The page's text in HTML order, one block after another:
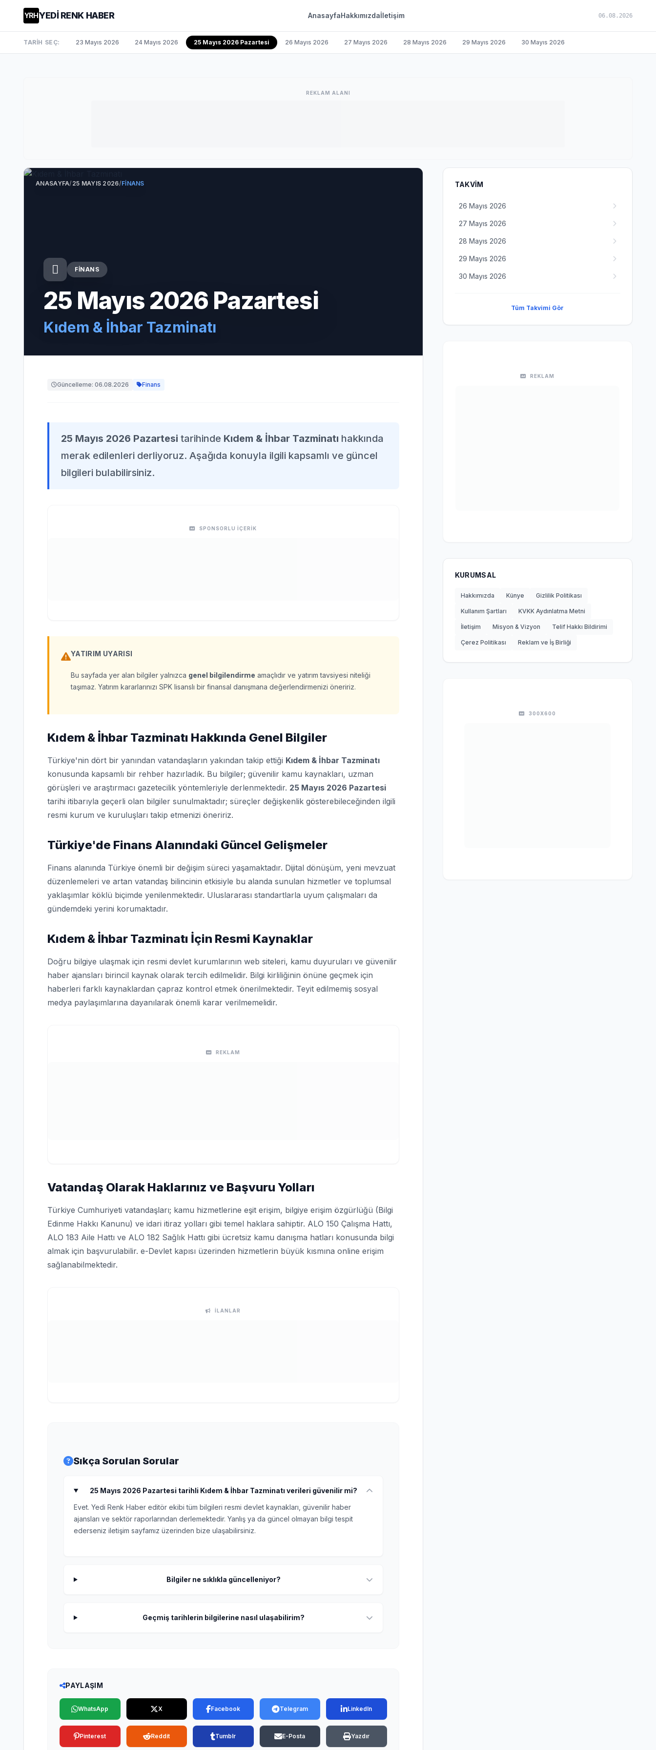
YRHYEDİ RENK HABER AnasayfaHakkımızdaİletişim 06.08.2026
TARİH SEÇ: 23 Mayıs 2026 24 Mayıs 2026 25 Mayıs 2026 Pazartesi 26 Mayıs 2026 27 Mayıs 2026 28 Mayıs 2026 29 Mayıs 2026 30 Mayıs 2026
REKLAM ALANI
ANASAYFA/25 MAYIS 2026/FINANS
FINANS
25 Mayıs 2026 Pazartesi
Kıdem & İhbar Tazminatı
Güncelleme: 06.08.2026 Finans
25 Mayıs 2026 Pazartesi tarihinde Kıdem & İhbar Tazminatı hakkında
merak edilenleri derliyoruz. Aşağıda konuyla ilgili kapsamlı ve güncel
bilgileri bulabilirsiniz.
SPONSORLU İÇERİK
YATIRIM UYARISI
Bu sayfada yer alan bilgiler yalnızca genel bilgilendirme amaçlıdır ve yatırım tavsiyesi niteliği
taşımaz. Yatırım kararlarınızı SPK lisanslı bir finansal danışmana değerlendirmenizi öneririz.
Kıdem & İhbar Tazminatı Hakkında Genel Bilgiler
Türkiye'nin dört bir yanından vatandaşların yakından takip ettiği Kıdem & İhbar Tazminatı
konusunda kapsamlı bir rehber hazırladık. Bu bilgiler; güvenilir kamu kaynakları, uzman
görüşleri ve araştırmacı gazetecilik yöntemleriyle derlenmektedir. 25 Mayıs 2026 Pazartesi
tarihi itibarıyla geçerli olan bilgiler sunulmaktadır; süreçler değişkenlik gösterebileceğinden ilgili
resmi kurum ve kuruluşları takip etmenizi öneririz.
Türkiye'de Finans Alanındaki Güncel Gelişmeler
Finans alanında Türkiye önemli bir değişim süreci yaşamaktadır. Dijital dönüşüm, yeni mevzuat
düzenlemeleri ve artan vatandaş bilincinin etkisiyle bu alanda sunulan hizmetler ve toplumsal
yaklaşımlar köklü biçimde yenilenmektedir. Uluslararası standartlarla uyum çalışmaları da
gündemdeki yerini korumaktadır.
Kıdem & İhbar Tazminatı İçin Resmi Kaynaklar
Doğru bilgiye ulaşmak için resmi devlet kurumlarının web siteleri, kamu duyuruları ve güvenilir
haber ajansları birincil kaynak olarak tercih edilmelidir. Bilgi kirliliğinin önüne geçmek için
haberleri farklı kaynaklardan çapraz kontrol etmek önerilmektedir. Teyit edilmemiş sosyal
medya paylaşımlarına dayanılarak önemli karar verilmemelidir.
REKLAM
Vatandaş Olarak Haklarınız ve Başvuru Yolları
Türkiye Cumhuriyeti vatandaşları; kamu hizmetlerine eşit erişim, bilgiye erişim özgürlüğü (Bilgi
Edinme Hakkı Kanunu) ve idari itiraz yolları gibi temel haklara sahiptir. ALO 150 Çalışma Hattı,
ALO 183 Aile Hattı ve ALO 182 Sağlık Hattı gibi ücretsiz kamu danışma hatları konusunda bilgi
almak için başvurulabilir. e-Devlet kapısı üzerinden hizmetlerin büyük kısmına online erişim
sağlanabilmektedir.
İLANLAR
Sıkça Sorulan Sorular
25 Mayıs 2026 Pazartesi tarihli Kıdem & İhbar Tazminatı verileri güvenilir mi?
Evet. Yedi Renk Haber editör ekibi tüm bilgileri resmi devlet kaynakları, güvenilir haber
ajansları ve sektör raporlarından derlemektedir. Yanlış ya da güncel olmayan bilgi tespit
ederseniz iletişim sayfamız üzerinden bize ulaşabilirsiniz.
Bilgiler ne sıklıkla güncelleniyor?
Geçmiş tarihlerin bilgilerine nasıl ulaşabilirim?
PAYLAŞIM
WhatsApp X Facebook Telegram LinkedIn
Pinterest Reddit Tumblr E-Posta Yazdır
TAKVIM
26 Mayıs 2026
27 Mayıs 2026
28 Mayıs 2026
29 Mayıs 2026
30 Mayıs 2026
Tüm Takvimi Gör
REKLAM
KURUMSAL
Hakkımızda Künye Gizlilik Politikası
Kullanım Şartları KVKK Aydınlatma Metni
İletişim Misyon & Vizyon Telif Hakkı Bildirimi
Çerez Politikası Reklam ve İş Birliği
300X600